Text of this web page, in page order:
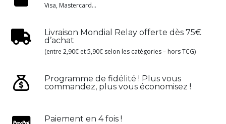
Visa, Mastercard...
Livraison Mondial Relay offerte dès 75€
d’achat
(entre 2,90€ et 5,90€ selon les catégories – hors TCG)
Programme de fidélité ! Plus vous
commandez, plus vous économisez !
Paiement en 4 fois !